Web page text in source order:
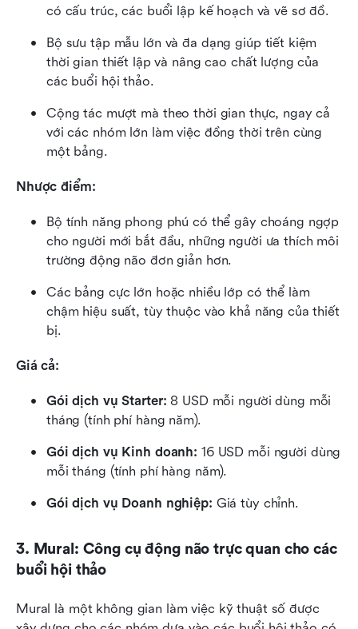
có cấu trúc, các buổi lập kế hoạch và vẽ sơ đồ.
Bộ sưu tập mẫu lớn và đa dạng giúp tiết kiệm
thời gian thiết lập và nâng cao chất lượng của
các buổi hội thảo.
Cộng tác mượt mà theo thời gian thực, ngay cả
với các nhóm lớn làm việc đồng thời trên cùng
một bảng.
Nhược điểm:
Bộ tính năng phong phú có thể gây choáng ngợp
cho người mới bắt đầu, những người ưa thích môi
trường động não đơn giản hơn.
Các bảng cực lớn hoặc nhiều lớp có thể làm
chậm hiệu suất, tùy thuộc vào khả năng của thiết
bị.
Giá cả:
Gói dịch vụ Starter: 8 USD mỗi người dùng mỗi
tháng (tính phí hàng năm).
Gói dịch vụ Kinh doanh: 16 USD mỗi người dùng
mỗi tháng (tính phí hàng năm).
Gói dịch vụ Doanh nghiệp: Giá tùy chỉnh.
3. Mural: Công cụ động não trực quan cho các
buổi hội thảo
Mural là một không gian làm việc kỹ thuật số được